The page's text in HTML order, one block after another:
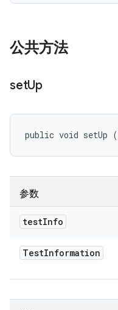
公共方法
setUp
public void setUp (
参数
testInfo
TestInformation